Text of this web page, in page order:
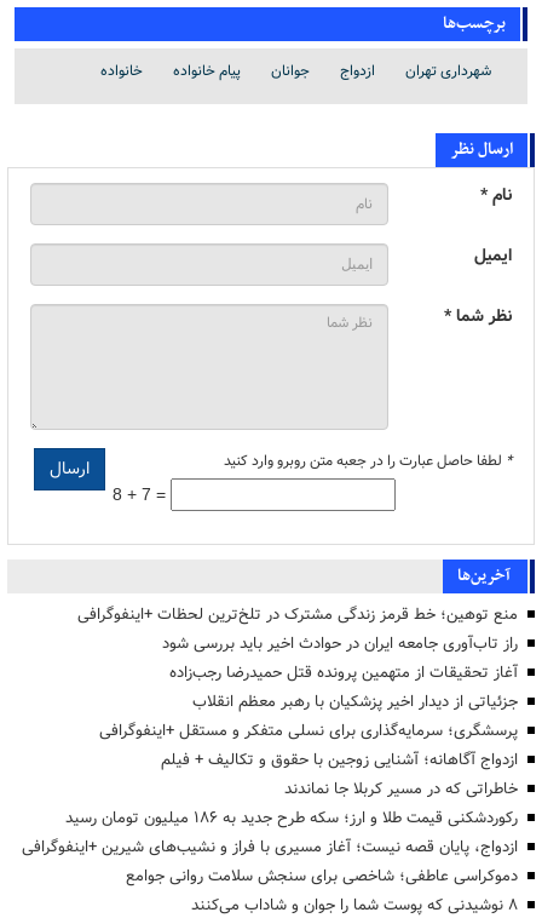
برچسب‌ها
شهرداری تهران ازدواج جوانان پیام خانواده خانواده
ارسال نظر
نام *
ایمیل
نظر شما *
* لطفا حاصل عبارت را در جعبه متن روبرو وارد کنید
8 + 7 =
آخرین‌ها
منع توهین؛ خط قرمز زندگی مشترک در تلخ‌ترین لحظات +اینفوگرافی
راز تاب‌آوری جامعه ایران در حوادث اخیر باید بررسی شود
آغاز تحقیقات از متهمین پرونده قتل حمیدرضا رجب‌زاده
جزئیاتی از دیدار اخیر پزشکیان با رهبر معظم انقلاب
پرسشگری؛ سرمایه‌گذاری برای نسلی متفکر و مستقل +اینفوگرافی
ازدواج آگاهانه؛ آشنایی زوجین با حقوق و تکالیف + فیلم
خاطراتی که در مسیر کربلا جا نماندند
رکوردشکنی قیمت طلا و ارز؛ سکه طرح جدید به ۱۸۶ میلیون تومان رسید
ازدواج، پایان قصه نیست؛ آغاز مسیری با فراز و نشیب‌های شیرین +اینفوگرافی
دموکراسی عاطفی؛ شاخصی برای سنجش سلامت روانی جوامع
۸ نوشیدنی که پوست شما را جوان و شاداب می‌کنند